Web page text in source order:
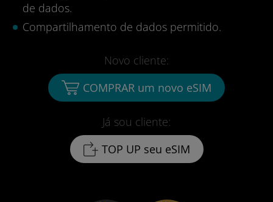
de dados.
Compartilhamento de dados permitido.
Já sou cliente:
TOP UP seu eSIM
Novo cliente:
COMPRAR um novo eSIM